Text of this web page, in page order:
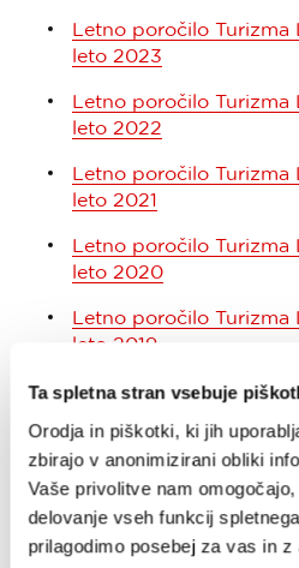
Ta spletna stran vsebuje
Orodja in piškotki, ki jih
zbirajo v anonimizirani obliki
Vaše privolitve nam
delovanje vseh funkcij
prilagodimo posebej za vas in
Letno poročilo Turizma
leto 2023
Letno poročilo Turizma
leto 2022
Letno poročilo Turizma
leto 2021
Letno poročilo Turizma
leto 2020
Letno poročilo Turizma
leto 2019
Letno poročilo Turizma
Letno poročilo Turizma
leto 2017